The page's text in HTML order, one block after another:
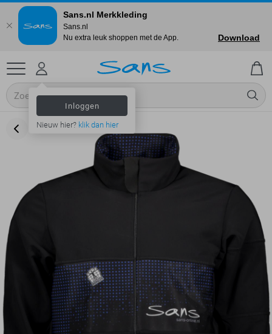
Inloggen
Nieuw hier? klik dan hier
Sans.nl Merkkleding
Sans.nl
Nu extra leuk shoppen met de App.
Download